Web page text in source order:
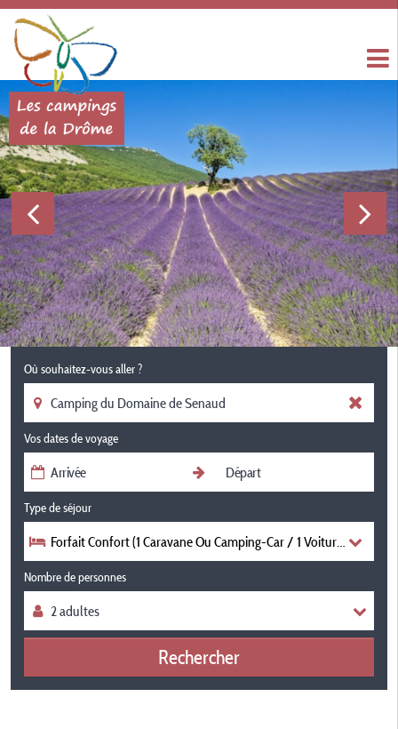
Où souhaitez-vous aller ?
Vos dates de voyage
Type de séjour
Forfait Confort (1 Caravane Ou Camping-Car / 1 Voiture /
Nombre de personnes
Rechercher